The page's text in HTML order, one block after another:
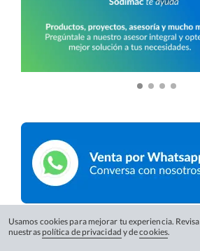
Usamos cookies para mejorar tu experiencia. Revisa
nuestras política de privacidad y decookies.